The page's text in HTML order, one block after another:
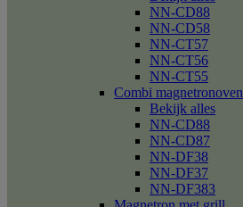
NN-CD88
NN-CD58
NN-CT57
NN-CT56
NN-CT55
Combi magnetronoven
Bekijk alles
NN-CD88
NN-CD87
NN-DF38
NN-DF37
NN-DF383